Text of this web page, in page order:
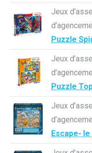
Jeux
Puzzle
Jeux
Puzzle
Jeux
Escape-